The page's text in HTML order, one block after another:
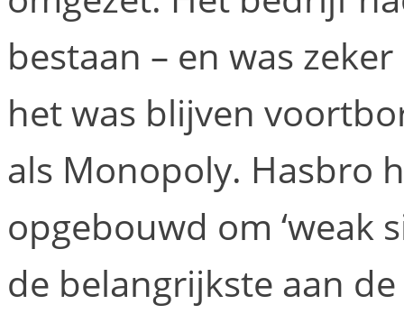
bestaan – en was
het was blijven
als Monopoly. Hasbro
opgebouwd om ‘weak
de belangrijkste aan